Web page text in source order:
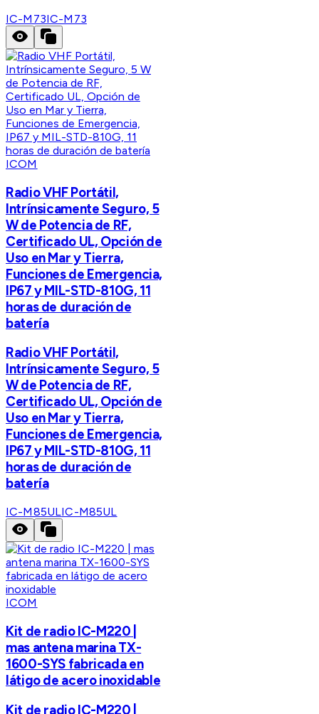
IC-M73IC-M73
ICOM
Radio VHF Portátil,
Intrínsicamente Seguro, 5
W de Potencia de RF,
Certificado UL, Opción de
Uso en Mar y Tierra,
Funciones de Emergencia,
IP67 y MIL-STD-810G, 11
horas de duración de
batería
Radio VHF Portátil,
Intrínsicamente Seguro, 5
W de Potencia de RF,
Certificado UL, Opción de
Uso en Mar y Tierra,
Funciones de Emergencia,
IP67 y MIL-STD-810G, 11
horas de duración de
batería
IC-M85ULIC-M85UL
ICOM
Kit de radio IC-M220 |
mas antena marina TX-
1600-SYS fabricada en
látigo de acero inoxidable
Kit de radio IC-M220 |